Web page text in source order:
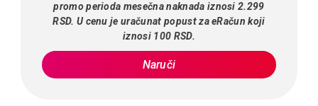
promo perioda mesečna naknada iznosi 2.299
RSD. U cenu je uračunat popust za eRačun koji
iznosi 100 RSD.
Naruči